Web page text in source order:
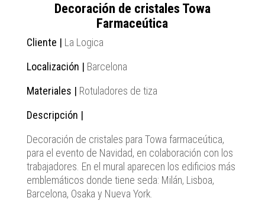
Decoración de cristales Towa
Farmaceútica
Cliente | La Logica
Localización | Barcelona
Materiales | Rotuladores de tiza
Descripción |
Decoración de cristales para Towa farmaceútica,
para el evento de Navidad, en colaboración con los
trabajadores. En el mural aparecen los edificios más
emblemáticos donde tiene seda: Milán, Lisboa,
Barcelona, Osaka y Nueva York.